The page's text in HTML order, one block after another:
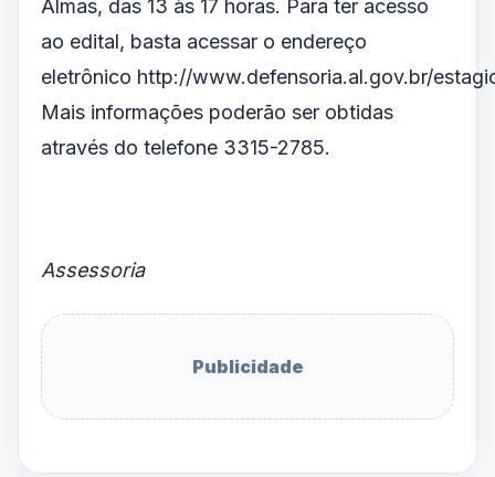
Almas, das 13 às 17 horas. Para ter acesso
ao edital, basta acessar o endereço
eletrônico http://www.defensoria.al.gov.br/
Mais informações poderão ser obtidas
através do telefone 3315-2785.
Assessoria
Publicidade